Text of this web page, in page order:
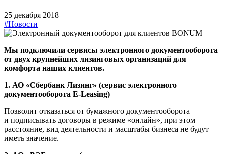
25 декабря 2018
#Новости
Мы подключили сервиcы электронного документооборота
от двух крупнейших лизинговых организаций для
комфорта наших клиентов.
1. АО «Сбербанк Лизинг» (сервис электронного
документооборота E-Leasing)
Позволит отказаться от бумажного документооборота
и подписывать договоры в режиме «онлайн», при этом
расстояние, вид деятельности и масштабы бизнеса не будут
иметь значение.